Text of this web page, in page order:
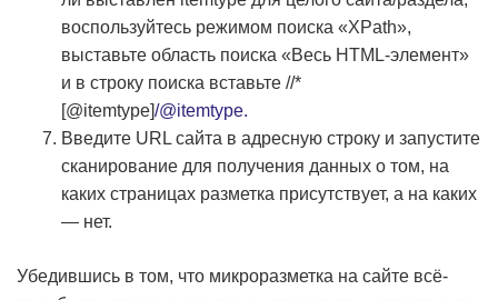
воспользуйтесь режимом поиска «XPath»,
выставьте область поиска «Весь HTML-элемент»
и в строку поиска вставьте //*
[@itemtype]/@itemtype.
Введите URL сайта в адресную строку и запустите
сканирование для получения данных о том, на
каких страницах разметка присутствует, а на каких
— нет.
Убедившись в том, что микроразметка на сайте всё-